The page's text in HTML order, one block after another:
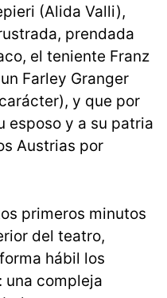
(Alida Valli),
prendada
el teniente Franz
Farley Granger
y que por
esposo y a su patria
Austrias por
primeros minutos
del teatro,
hábil los
una compleja